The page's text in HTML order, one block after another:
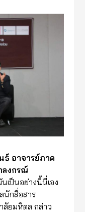
ธ์ อาจารย์ภาค
ลงกรณ์
ป็นอย่างนี้นี่เอง
นักสื่อสาร
ลัยมหิดล กล่าว